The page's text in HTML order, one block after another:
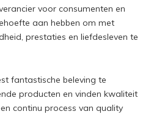
voor consumenten en
aan hebben om met
prestaties en liefdesleven te
fantastische beleving te
producten en vinden kwaliteit
continu process van quality